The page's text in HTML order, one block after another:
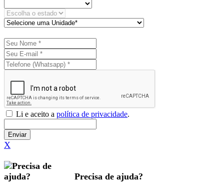
Li e aceito a política de privacidade.
Enviar
X
Precisa de ajuda?